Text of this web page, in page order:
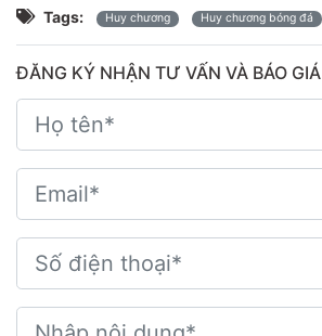
Tags: Huy chương Huy chương bóng đá
ĐĂNG KÝ NHẬN TƯ VẤN VÀ BÁO GIÁ